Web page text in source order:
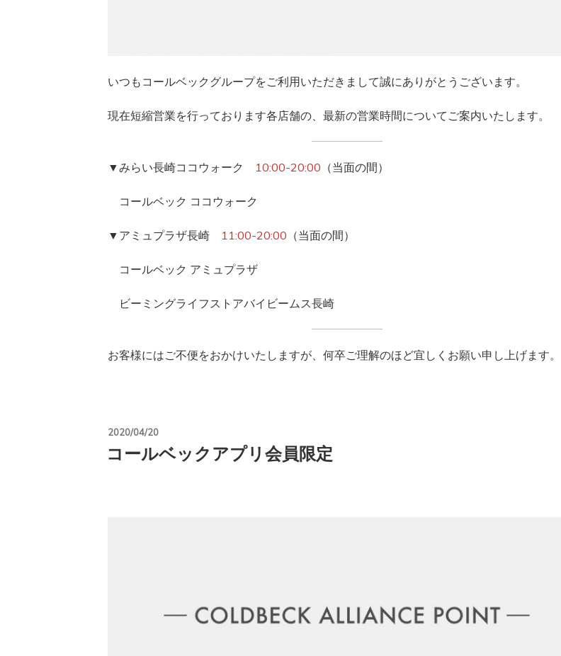
いつもコールベックグループをご利用いただきまして誠にありがとうございます。
現在短縮営業を行っております各店舗の、最新の営業時間についてご案内いたします。
▼みらい長崎ココウォーク 10:00-20:00 （当面の間）
コールベック ココウォーク
▼アミュプラザ長崎 11:00-20:00 （当面の間）
コールベック アミュプラザ
ビーミングライフストアバイビームス長崎
お客様にはご不便をおかけいたしますが、何卒ご理解のほど宜しくお願い申し上げます。
投
日:
2020/04/20
コールベックアプリ会員限定